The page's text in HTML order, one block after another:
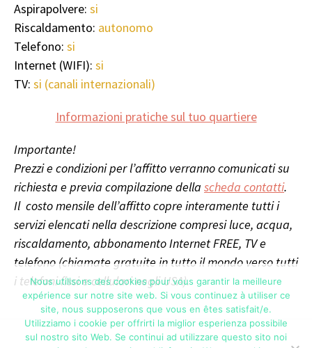
Aspirapolvere: si
Riscaldamento: autonomo
Telefono: si
Internet (WIFI): si
TV: si (canali internazionali)
Informazioni pratiche sul tuo quartiere
Importante!
Prezzi e condizioni per l’affitto verranno comunicati su
richiesta e previa compilazione della scheda contatti.
Il costo mensile dell’affitto copre interamente tutti i
servizi elencati nella descrizione compresi luce, acqua,
riscaldamento, abbonamento Internet FREE, TV e
telefono (chiamate gratuite in tutto il mondo verso tutti
i telefoni fissi e cellulari negli USA).
Nous utilisons des cookies pour vous garantir la meilleure
expérience sur notre site web. Si vous continuez à utiliser ce
site, nous supposerons que vous en êtes satisfait/e.
Utilizziamo i cookie per offrirti la miglior esperienza possibile
sul nostro sito Web. Se continui ad utilizzare questo sito noi